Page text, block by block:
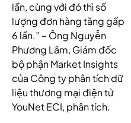
lần, cùng với đó thì số
lượng đơn hàng tăng gấp
6 lần.” – Ông Nguyễn
Phương Lâm, Giám đốc
bộ phận Market Insights
của Công ty phân tích dữ
liệu thương mại điện tử
YouNet ECI, phân tích.